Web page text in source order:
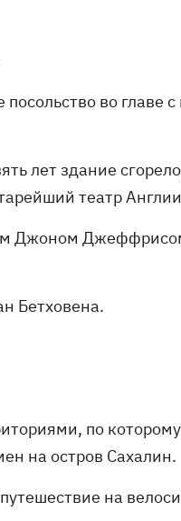
во главе
лет здание
театр
Джоном
Бетховена.
по
на остров Сахалин.
на